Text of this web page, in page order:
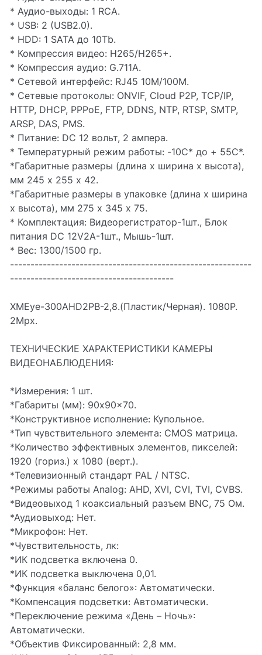
* Аудио-выходы: 1 RCA.
* USB: 2 (USB2.0).
* HDD: 1 SATA до 10Tb.
* Компрессия видео: H265/H265+.
* Компрессия аудио: G.711A.
* Сетевой интерфейс: RJ45 10M/100M.
* Сетевые протоколы: ONVIF, Cloud P2P, TCP/IP,
HTTP, DHCP, PPPoE, FTP, DDNS, NTP, RTSP, SMTP,
ARSP, DAS, PMS.
* Питание: DC 12 вольт, 2 ампера.
* Температурный режим работы: -10С* до + 55С*.
*Габаритные размеры (длина х ширина х высота),
мм 245 х 255 х 42.
*Габаритные размеры в упаковке (длина х ширина
х высота), мм 275 х 345 х 75.
* Комплектация: Видеорегистратор-1шт., Блок
питания DC 12V2A-1шт., Мышь-1шт.
* Вес: 1300/1500 гр.
-----------------------------------------------------------
----------------------------------------
XMEye-300AHD2PB-2,8.(Пластик/Черная). 1080P.
2Mpx.
ТЕХНИЧЕСКИЕ ХАРАКТЕРИСТИКИ КАМЕРЫ
ВИДЕОНАБЛЮДЕНИЯ:
*Измерения: 1 шт.
*Габариты (мм): 90x90x70.
*Конструктивное исполнение: Купольное.
*Тип чувствительного элемента: CMOS матрица.
*Количество эффективных элементов, пикселей:
1920 (гориз.) х 1080 (верт.).
*Телевизионный стандарт PAL / NTSC.
*Режимы работы Analog: AHD, XVI, CVI, TVI, CVBS.
*Видеовыход 1 коаксиальный разъем BNC, 75 Ом.
*Аудиовыход: Нет.
*Микрофон: Нет.
*Чувствительность, лк:
*ИК подсветка включена 0.
*ИК подсветка выключена 0,01.
*Функция «баланс белого»: Автоматически.
*Компенсация подсветки: Автоматически.
*Переключение режима «День – Ночь»:
Автоматически.
*Объектив Фиксированный: 2,8 мм.